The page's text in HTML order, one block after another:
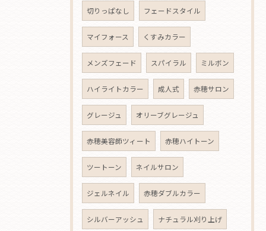
切りっぱなし フェードスタイル
マイフォース くすみカラー
メンズフェード スパイラル ミルボン
ハイライトカラー 成人式 赤穂サロン
グレージュ オリーブグレージュ
赤穂美容師ツィート 赤穂ハイトーン
ツートーン ネイルサロン
ジェルネイル 赤穂ダブルカラー
シルバーアッシュ ナチュラル刈り上げ